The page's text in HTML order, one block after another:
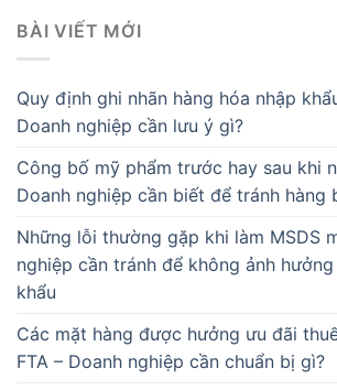
BÀI VIẾT MỚI
Quy định ghi nhãn hàng hóa nhập
Doanh nghiệp cần lưu ý gì?
Công bố mỹ phẩm trước hay sau khi
Doanh nghiệp cần biết để tránh hàng
Những lỗi thường gặp khi làm MSDS
nghiệp cần tránh để không ảnh
khẩu
Các mặt hàng được hưởng ưu đãi
FTA – Doanh nghiệp cần chuẩn bị gì?